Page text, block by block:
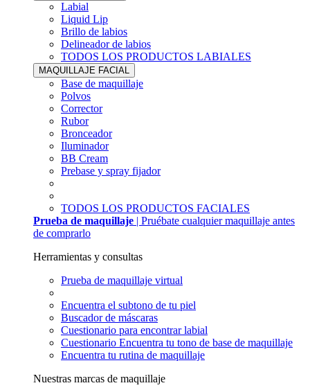
Labial
Liquid Lip
Brillo de labios
Delineador de labios
TODOS LOS PRODUCTOS LABIALES
MAQUILLAJE FACIAL
Base de maquillaje
Polvos
Corrector
Rubor
Bronceador
Iluminador
BB Cream
Prebase y spray fijador
TODOS LOS PRODUCTOS FACIALES
Prueba de maquillaje | Pruébate cualquier maquillaje antes
de comprarlo
Herramientas y consultas
Prueba de maquillaje virtual
Encuentra el subtono de tu piel
Buscador de máscaras
Cuestionario para encontrar labial
Cuestionario Encuentra tu tono de base de maquillaje
Encuentra tu rutina de maquillaje
Nuestras marcas de maquillaje